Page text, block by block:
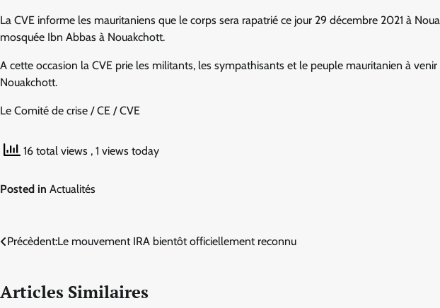
La CVE informe les mauritaniens que le corps sera rapatrié ce jour 29 décembre 2021 à
mosquée Ibn Abbas à Nouakchott.
A cette occasion la CVE prie les militants, les sympathisants et le peuple mauritanien à
Nouakchott.
Le Comité de crise / CE / CVE
16 total views , 1 views today
Posted in Actualités
Navigation
l’article
Précèdent:Le mouvement IRA bientôt officiellement reconnu
Articles Similaires